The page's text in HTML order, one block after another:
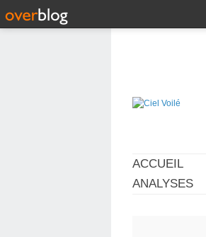
ACCUEIL
ANALYSES